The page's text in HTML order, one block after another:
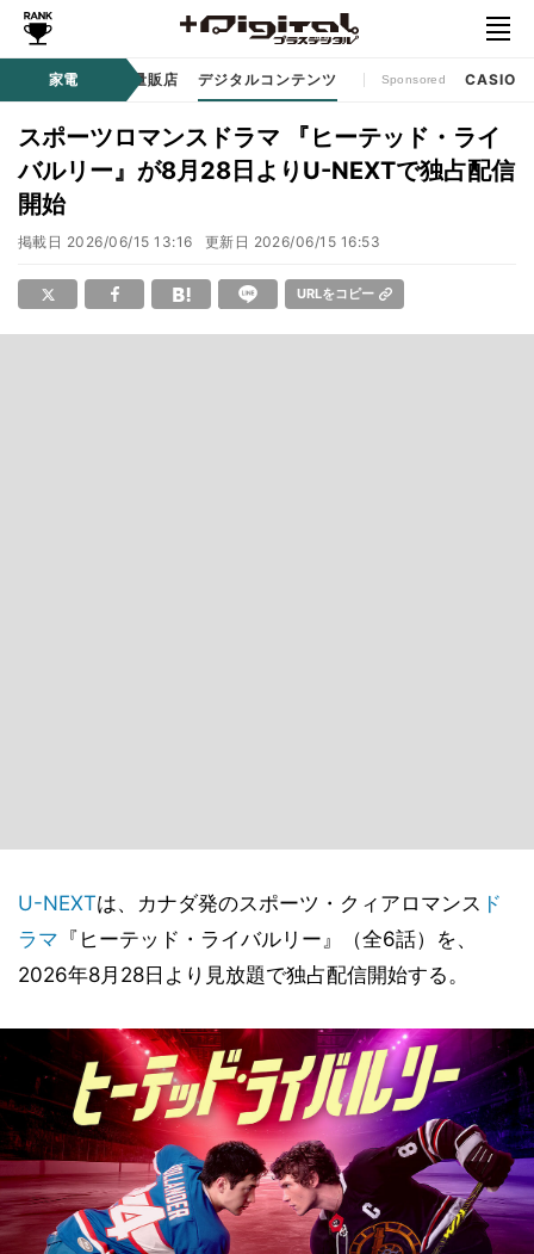
家電
生活家電 家電量販店 デジタルコンテンツ Sponsored CASIO
スポーツロマンスドラマ 『ヒーテッド・ライ
バルリー』が8月28日よりU-NEXTで独占配信
開始
掲載日 2026/06/15 13:16 更新日 2026/06/15 16:53
URLをコピー
U-NEXTは、カナダ発のスポーツ・クィアロマンス ド
ラマ 『ヒーテッド・ライバルリー』（全6話）を、
2026年8月28日より見放題で独占配信開始する。